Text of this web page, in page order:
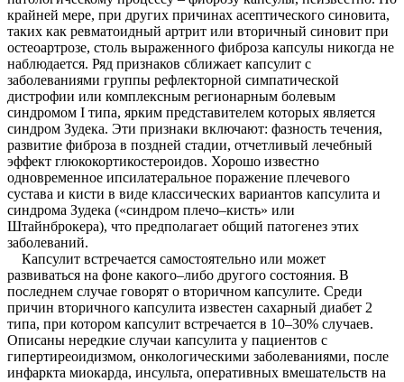
крайней мере, при других причинах асептического синовита,
таких как ревматоидный артрит или вторичный синовит при
остеоартрозе, столь выраженного фиброза капсулы никогда не
наблюдается. Ряд признаков сближает капсулит с
заболеваниями группы рефлекторной симпатической
дистрофии или комплексным регионарным болевым
синдромом I типа, ярким представителем которых является
синдром Зудека. Эти признаки включают: фазность течения,
развитие фиброза в поздней стадии, отчетливый лечебный
эффект глюкокортикостероидов. Хорошо известно
одновременное ипсилатеральное поражение плечевого
сустава и кисти в виде классических вариантов капсулита и
синдрома Зудека («синдром плечо–кисть» или
Штайнброкера), что предполагает общий патогенез этих
заболеваний.
Капсулит встречается самостоятельно или может
развиваться на фоне какого–либо другого состояния. В
последнем случае говорят о вторичном капсулите. Среди
причин вторичного капсулита известен сахарный диабет 2
типа, при котором капсулит встречается в 10–30% случаев.
Описаны нередкие случаи капсулита у пациентов с
гипертиреоидизмом, онкологическими заболеваниями, после
инфаркта миокарда, инсульта, оперативных вмешательств на